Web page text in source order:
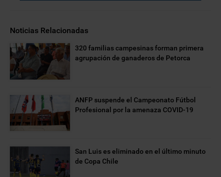
Noticias Relacionadas
320 familias campesinas forman primera
agrupación de ganaderos de Petorca
ANFP suspende el Campeonato Fútbol
Profesional por la amenaza COVID-19
San Luis es eliminado en el último minuto
de Copa Chile